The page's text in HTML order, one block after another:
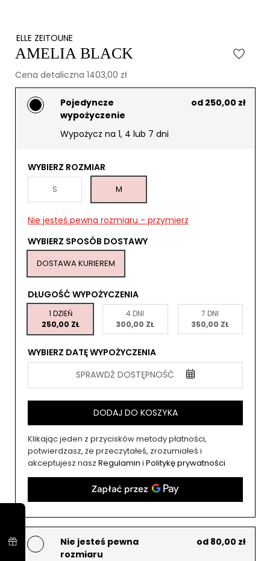
ELLE ZEITOUNE
AMELIA BLACK
Cena detaliczna 1403,00 zł
Pojedyncze
wypożyczenie
od 250,00 zł
Wypożycz na 1, 4 lub 7 dni
WYBIERZ ROZMIAR
S M
Nie jesteś pewna rozmiaru - przymierz
WYBIERZ SPOSÓB DOSTAWY
DOSTAWA KURIEREM
DŁUGOŚĆ WYPOŻYCZENIA
1 DZIEŃ
250,00 ZŁ
4 DNI
300,00 ZŁ
7 DNI
350,00 ZŁ
WYBIERZ DATĘ WYPOŻYCZENIA
SPRAWDŹ DOSTĘPNOŚĆ
DODAJ DO KOSZYKA
Klikając jeden z przycisków metody płatności,
potwierdzasz, że przeczytałeś, zrozumiałeś i
akceptujesz nasz Regulamin i Politykę prywatności
Nie jesteś pewna
rozmiaru
od 80,00 zł